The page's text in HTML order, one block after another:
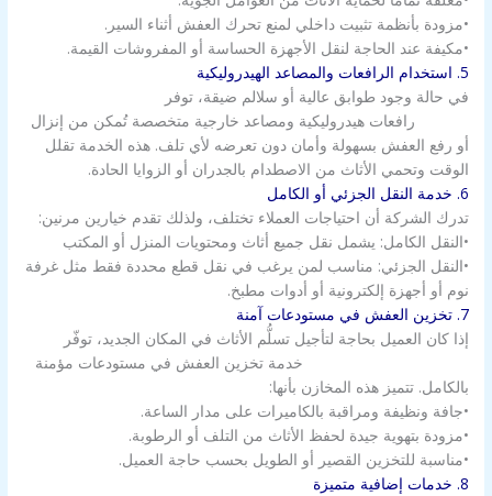
•مزودة بأنظمة تثبيت داخلي لمنع تحرك العفش أثناء السير.
•مكيفة عند الحاجة لنقل الأجهزة الحساسة أو المفروشات القيمة.
5. استخدام الرافعات والمصاعد الهيدروليكية
في حالة وجود طوابق عالية أو سلالم ضيقة، توفر
رافعات هيدروليكية ومصاعد خارجية متخصصة تُمكن من إنزال
أو رفع العفش بسهولة وأمان دون تعرضه لأي تلف. هذه الخدمة تقلل
الوقت وتحمي الأثاث من الاصطدام بالجدران أو الزوايا الحادة.
6. خدمة النقل الجزئي أو الكامل
تدرك الشركة أن احتياجات العملاء تختلف، ولذلك تقدم خيارين مرنين:
•النقل الكامل: يشمل نقل جميع أثاث ومحتويات المنزل أو المكتب
•النقل الجزئي: مناسب لمن يرغب في نقل قطع محددة فقط مثل غرفة
نوم أو أجهزة إلكترونية أو أدوات مطبخ.
7. تخزين العفش في مستودعات آمنة
إذا كان العميل بحاجة لتأجيل تسلُّم الأثاث في المكان الجديد، توفّر
خدمة تخزين العفش في مستودعات مؤمنة
بالكامل. تتميز هذه المخازن بأنها:
•جافة ونظيفة ومراقبة بالكاميرات على مدار الساعة.
•مزودة بتهوية جيدة لحفظ الأثاث من التلف أو الرطوبة.
•مناسبة للتخزين القصير أو الطويل بحسب حاجة العميل.
8. خدمات إضافية متميزة